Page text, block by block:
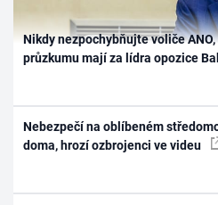
Nikdy nezpochybňujte voliče
průzkumu mají za lídra opozice
Nebezpečí na oblíbeném
doma, hrozí ozbrojenci ve videu